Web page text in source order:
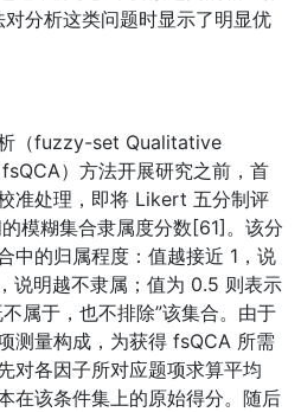
分析这类问题时显示了明显优
（fuzzy-set Qualitative
）方法开展研究之前，首
准处理，即将 Likert 五分制评
模糊集合隶属度分数[61]。该分
中的归属程度：值越接近 1，说
说明越不隶属；值为 0.5 则表示
属于，也不排除”该集合。由于
测量构成，为获得 fsQCA 所需
对各因子所对应题项求算平均
在该条件集上的原始得分。随后